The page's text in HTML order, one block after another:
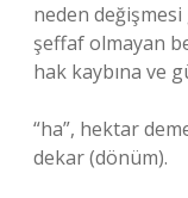
neden
şeffaf olmayan
hak kaybına ve
“ha”, hektar
dekar (dönüm).